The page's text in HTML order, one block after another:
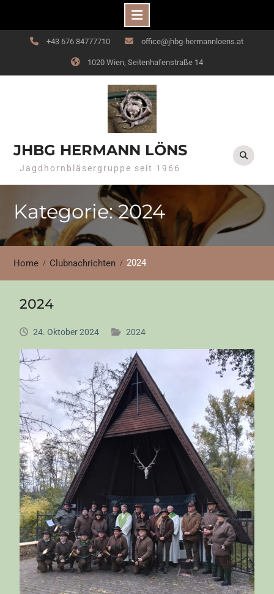
+43 676 84777710 office@jhbg-hermannloens.at
1020 Wien, Seitenhafenstraße 14
JHBG HERMANN LÖNS
Jagdhornbläsergruppe seit 1966
Kategorie: 2024
Home Clubnachrichten 2024
2024
24. Oktober 2024 2024